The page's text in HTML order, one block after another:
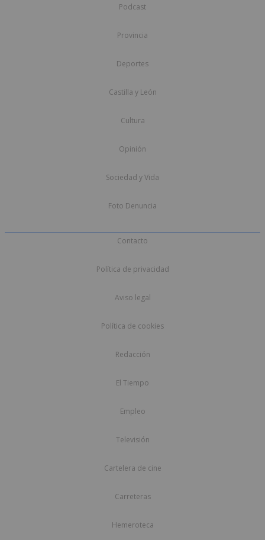
Podcast
Provincia
Deportes
Castilla y León
Cultura
Opinión
Sociedad y Vida
Foto Denuncia
Contacto
Política de privacidad
Aviso legal
Política de cookies
Redacción
El Tiempo
Empleo
Televisión
Cartelera de cine
Carreteras
Hemeroteca